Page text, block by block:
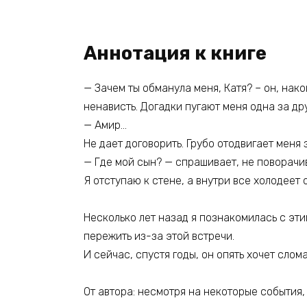
Аннотация к книге
— Зачем ты обманула меня, Катя? – он,
ненависть. Догадки пугают меня одна за
— Амир…
Не дает договорить. Грубо отодвигает
— Где мой сын? — спрашивает, не
Я отступаю к стене, а внутри все
Несколько лет назад я познакомилась с
пережить из-за этой встречи.
И сейчас, спустя годы, он опять хочет
От автора: несмотря на некоторые